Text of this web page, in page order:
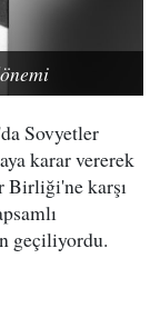
Sovyetler
karar vererek
Birliği'ne karşı
geçiliyordu.